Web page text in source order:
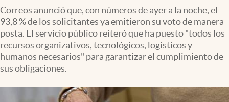
Correos anunció que, con números de ayer a la noche, el
93,8 % de los solicitantes ya emitieron su voto de manera
posta. El servicio público reiteró que ha puesto "todos los
recursos organizativos, tecnológicos, logísticos y
humanos necesarios" para garantizar el cumplimiento de
sus obligaciones.